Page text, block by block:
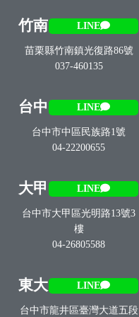
竹南 LINE
苗栗縣竹南鎮光復路86號
037-460135
台中 LINE
台中市中區民族路1號
04-22200655
大甲 LINE
台中市大甲區光明路13號3
樓
04-26805588
東大 LINE
台中市龍井區臺灣大道五段